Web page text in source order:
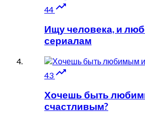
44 
Ищу человека, и
сериалам
43 
Хочешь быть
счастливым?